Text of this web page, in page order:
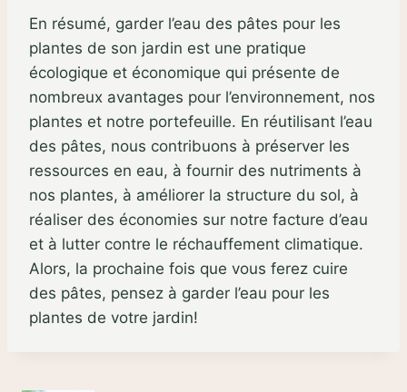
En résumé, garder l’eau des pâtes pour les
plantes de son jardin est une pratique
écologique et économique qui présente de
nombreux avantages pour l’environnement, nos
plantes et notre portefeuille. En réutilisant l’eau
des pâtes, nous contribuons à préserver les
ressources en eau, à fournir des nutriments à
nos plantes, à améliorer la structure du sol, à
réaliser des économies sur notre facture d’eau
et à lutter contre le réchauffement climatique.
Alors, la prochaine fois que vous ferez cuire
des pâtes, pensez à garder l’eau pour les
plantes de votre jardin!